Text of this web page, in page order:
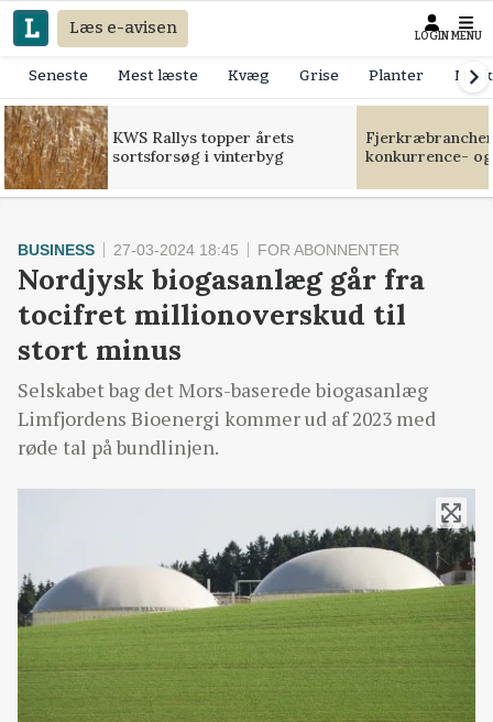
Læs e-avisen LOGIN MENU
Seneste Mest læste Kvæg Grise Planter
KWS Rallys topper årets
sortsforsøg i vinterbyg
konkurrence-
BUSINESS 27-03-2024 18:45 FOR ABONNENTER
Nordjysk biogasanlæg går fra
tocifret millionoverskud til
stort minus
Selskabet bag det Mors-baserede biogasanlæg
Limfjordens Bioenergi kommer ud af 2023 med
røde tal på bundlinjen.